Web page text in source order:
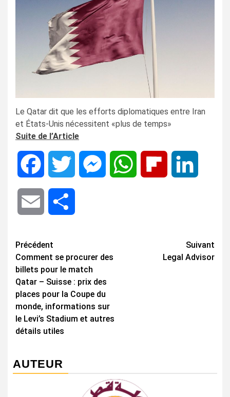
Le Qatar dit que les efforts diplomatiques entre Iran
et États-Unis nécessitent «plus de temps»
Suite de l’Article
Facebook Twitter MessengerWhatsApp Flipboard
Email
Navigation
d’article
Précédent
Comment se procurer des
billets pour le match
Qatar – Suisse : prix des
places pour la Coupe du
monde, informations sur
le Levi’s Stadium et autres
détails utiles
Suivant
Legal Advisor
AUTEUR